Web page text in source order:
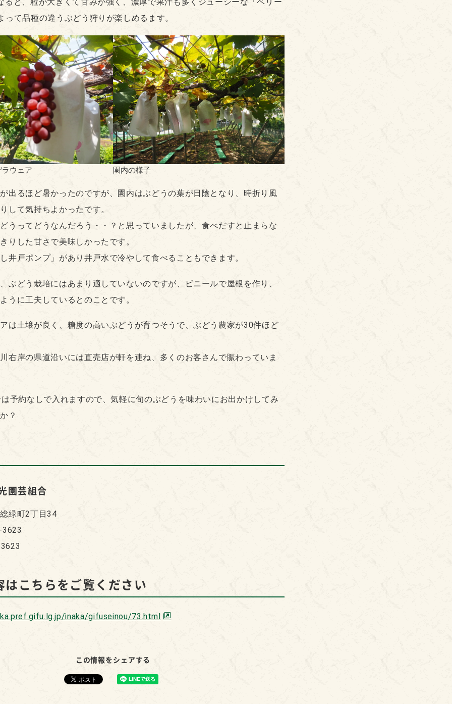
って品種の違うぶどう狩りが楽しめるます。
ウェア 園内の様子
出るほど暑かったのですが、園内はぶどうの葉が日陰となり、時折り風
して気持ちよかったです。
うってどうなんだろう・・？と思っていましたが、食べだすと止まらな
りした甘さで美味しかったです。
井戸ポンプ」があり井戸水で冷やして食べることもできます。
ぶどう栽培にはあまり適していないのですが、ビニールで屋根を作り、
うに工夫しているとのことです。
は土壌が良く、糖度の高いぶどうが育つそうで、ぶどう農家が30件ほど
右岸の県道沿いには直売店が軒を連ね、多くのお客さんで賑わっていま
予約なしで入れますので、気軽に旬のぶどうを味わいにお出かけしてみ
？
園芸組合
緑町2丁目34
はこちらをご覧ください
inaka/gifuseinou/73.html
この情報をシェアする